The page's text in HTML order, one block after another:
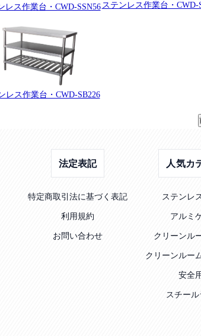
レス作業台・CWD-SSN56 ステンレス作業台・CWD-
レス作業台・CWD-SB226
法定表記
特定商取引法に基づく表記
利用規約
お問い合わせ
人気カ
ステンレ
アルミ
クリーンル
クリーンルー
安全
スチール